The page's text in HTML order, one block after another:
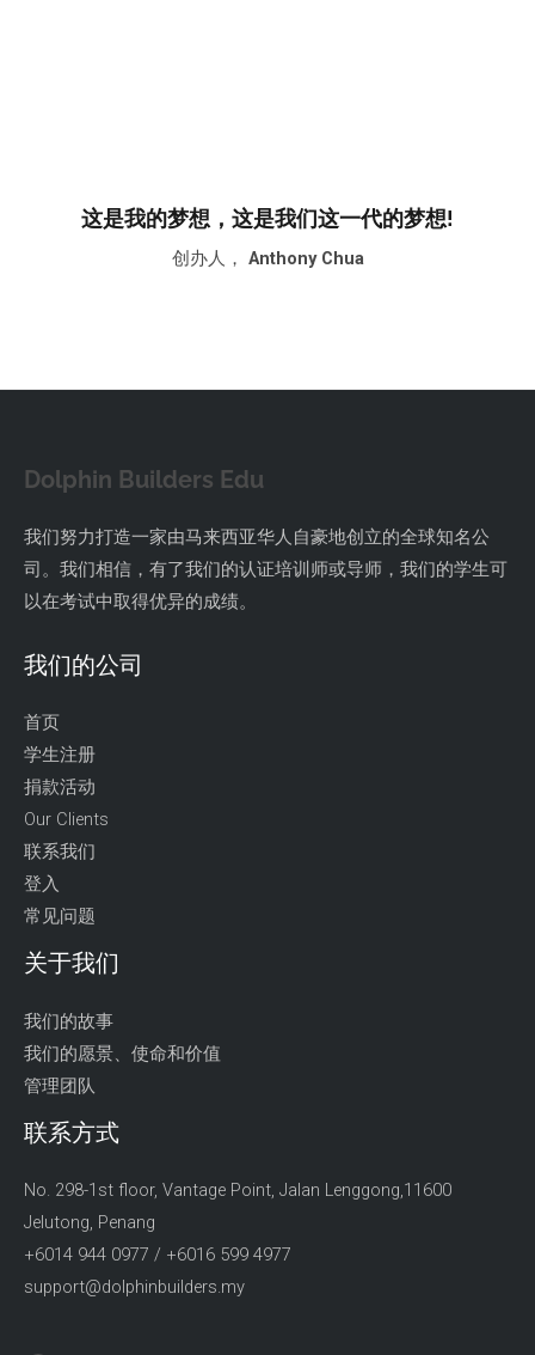
这是我的梦想，这是我们这一代的梦想!
创办人， Anthony Chua
Dolphin Builders Edu
我们努力打造一家由马来西亚华人自豪地创立的全球知名公
司。我们相信，有了我们的认证培训师或导师，我们的学生可
以在考试中取得优异的成绩。
我们的公司
首页
学生注册
捐款活动
Our Clients
联系我们
登入
常见问题
关于我们
我们的故事
我们的愿景、使命和价值
管理团队
联系方式
No. 298-1st floor, Vantage Point, Jalan Lenggong,11600
Jelutong, Penang
+6014 944 0977 / +6016 599 4977
support@dolphinbuilders.my